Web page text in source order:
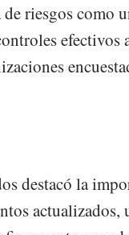
riesgos como
efectivos
destacó la
actualizados,